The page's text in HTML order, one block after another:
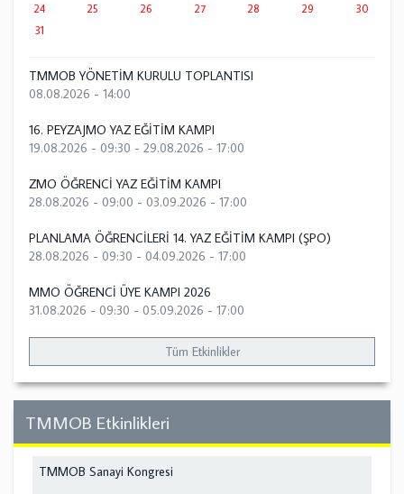
24
25 26 27 28 29
30
31
TMMOB YÖNETİM KURULU TOPLANTISI
08.08.2026 - 14:00
16. PEYZAJMO YAZ EĞİTİM KAMPI
19.08.2026 - 09:30 - 29.08.2026 - 17:00
ZMO ÖĞRENCİ YAZ EĞİTİM KAMPI
28.08.2026 - 09:00 - 03.09.2026 - 17:00
PLANLAMA ÖĞRENCİLERİ 14. YAZ EĞİTİM KAMPI (ŞPO)
28.08.2026 - 09:30 - 04.09.2026 - 17:00
MMO ÖĞRENCİ ÜYE KAMPI 2026
31.08.2026 - 09:30 - 05.09.2026 - 17:00
Tüm Etkinlikler
TMMOB Etkinlikleri
TMMOB Sanayi Kongresi